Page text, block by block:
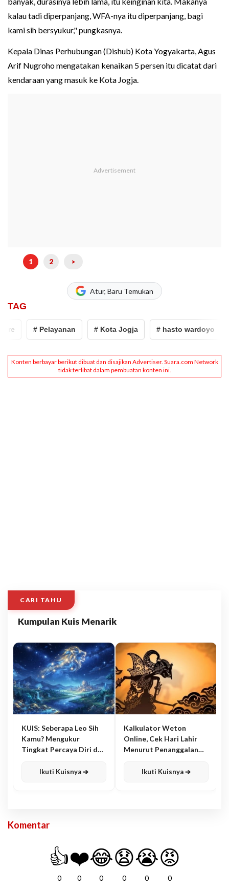
kalau tadi diperpanjang, WFA-nya itu diperpanjang, bagi
kami sih bersyukur," pungkasnya.
Kepala Dinas Perhubungan (Dishub) Kota Yogyakarta, Agus
Arif Nugroho mengatakan kenaikan 5 persen itu dicatat dari
kendaraan yang masuk ke Kota Jogja.
1 2 >
Atur, Baru Temukan
TAG
# Pelayanan # Kota Jogja # hasto wardoyo
CARI TAHU
Kumpulan Kuis Menarik
KUIS: Seberapa Leo Sih
Kamu? Mengukur
Tingkat Percaya Diri dan
Ikuti Kuisnya ➔
Kalkulator Weton
Online, Cek Hari Lahir
Menurut Penanggalan
Ikuti Kuisnya ➔
Komentar
👍
0
❤️
0
😂
0
😧
0
😭
0
😡
0